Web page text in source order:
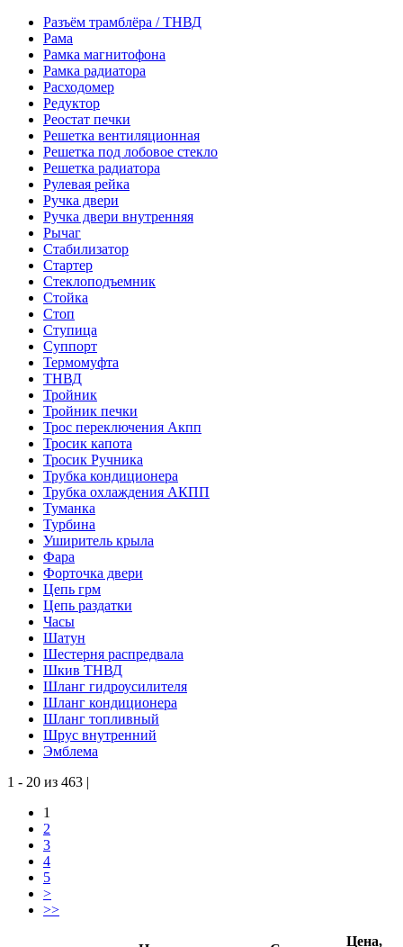
Разъём трамблёра / ТНВД
Рама
Рамка магнитофона
Рамка радиатора
Расходомер
Редуктор
Реостат печки
Решетка вентиляционная
Решетка под лобовое стекло
Решетка радиатора
Рулевая рейка
Ручка двери
Ручка двери внутренняя
Рычаг
Стабилизатор
Стартер
Стеклоподъемник
Стойка
Стоп
Ступица
Суппорт
Термомуфта
ТНВД
Тройник
Тройник печки
Трос переключения Акпп
Тросик капота
Тросик Ручника
Трубка кондиционера
Трубка охлаждения АКПП
Туманка
Турбина
Уширитель крыла
Фара
Форточка двери
Цепь грм
Цепь раздатки
Часы
Шатун
Шестерня распредвала
Шкив ТНВД
Шланг гидроусилителя
Шланг кондиционера
Шланг топливный
Шрус внутренний
Эмблема
1 - 20 из 463 |
1
2
3
4
5
>
>>
Цена,